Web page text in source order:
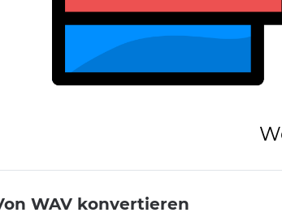
WAV konvertieren